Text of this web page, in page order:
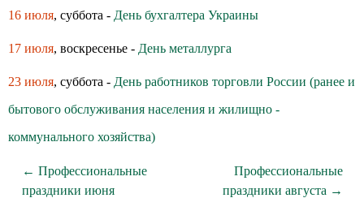
16 июля, суббота - День бухгалтера Украины
17 июля, воскресенье - День металлурга
23 июля, суббота - День работников торговли России (ранее и
бытового обслуживания населения и жилищно -
коммунального хозяйства)
← Профессиональные
праздники июня
Профессиональные
праздники августа →